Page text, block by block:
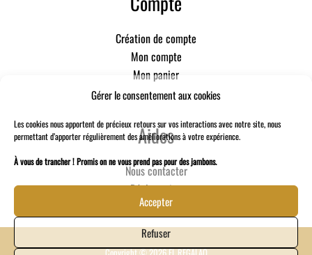
Gérer le consentement aux cookies
Les cookies nous apportent de précieux retours sur vos interactions avec notre site, nous
permettant d’apporter régulièrement des améliorations à votre expérience.
À vous de trancher ! Promis on ne vous prend pas pour des jambons.
Accepter
Refuser
Création de compte
Mon compte
Mon panier
Aides
Nous contacter
Réclamation